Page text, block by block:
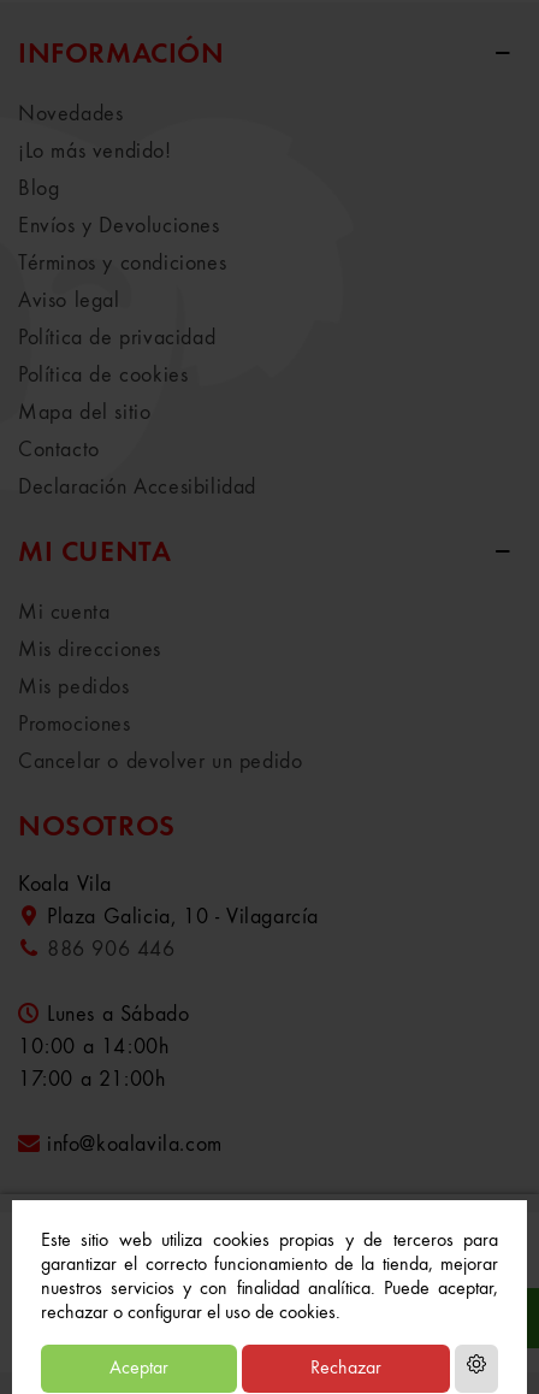
Este sitio web utiliza cookies propias y de terceros para
garantizar el correcto funcionamiento de la tienda, mejorar
nuestros servicios y con finalidad analítica. Puede aceptar,
rechazar o configurar el uso de cookies.
Aceptar Rechazar
INFORMACIÓN
Novedades
¡Lo más vendido!
Blog
Envíos y Devoluciones
Términos y condiciones
Aviso legal
Política de privacidad
Política de cookies
Mapa del sitio
Contacto
Declaración Accesibilidad
MI CUENTA
Mi cuenta
Mis direcciones
Mis pedidos
Promociones
Cancelar o devolver un pedido
NOSOTROS
Koala Vila
Plaza Galicia, 10 - Vilagarcía
886 906 446
Lunes a Sábado
10:00 a 14:00h
17:00 a 21:00h
info@koalavila.com
© 2021-2022 Koala Vila™. Todos los derechos